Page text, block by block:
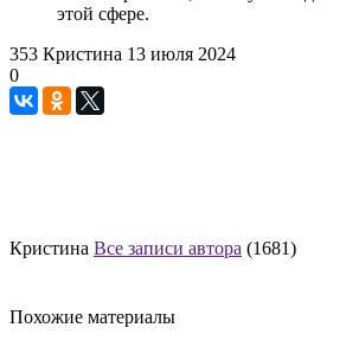
этой сфере.
353 Кристина 13 июля 2024
0
Кристина Все записи автора (1681)
Похожие материалы